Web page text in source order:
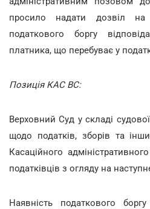
просило надати дозвіл на
податкового боргу
платника, що перебуває у
Позиція КАС ВС:
Верховний Суд у складі
щодо податків, зборів та
Касаційного
податківців з огляду на
Наявність податкового